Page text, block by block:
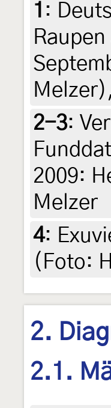
1 :
2-3:
2009:
Melzer
4:
(Foto:
2.
2.1.